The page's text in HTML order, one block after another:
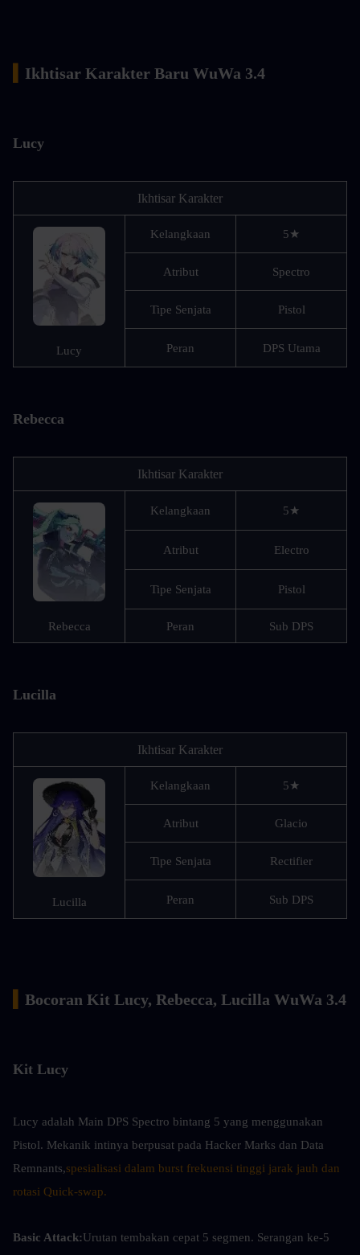
Ikhtisar Karakter Baru WuWa 3.4
Lucy
Ikhtisar Karakter
Lucy
Kelangkaan 5★
Atribut Spectro
Tipe Senjata Pistol
Peran DPS Utama
Rebecca
Ikhtisar Karakter
Rebecca
Kelangkaan 5★
Atribut Electro
Tipe Senjata Pistol
Peran Sub DPS
Lucilla
Ikhtisar Karakter
Lucilla
Kelangkaan 5★
Atribut Glacio
Tipe Senjata Rectifier
Peran Sub DPS
Bocoran Kit Lucy, Rebecca, Lucilla WuWa 3.4
Kit Lucy
Lucy adalah Main DPS Spectro bintang 5 yang menggunakan
Pistol. Mekanik intinya berpusat pada Hacker Marks dan Data
Remnants,spesialisasi dalam burst frekuensi tinggi jarak jauh dan
rotasi Quick-swap.
Basic Attack:Urutan tembakan cepat 5 segmen. Serangan ke-5